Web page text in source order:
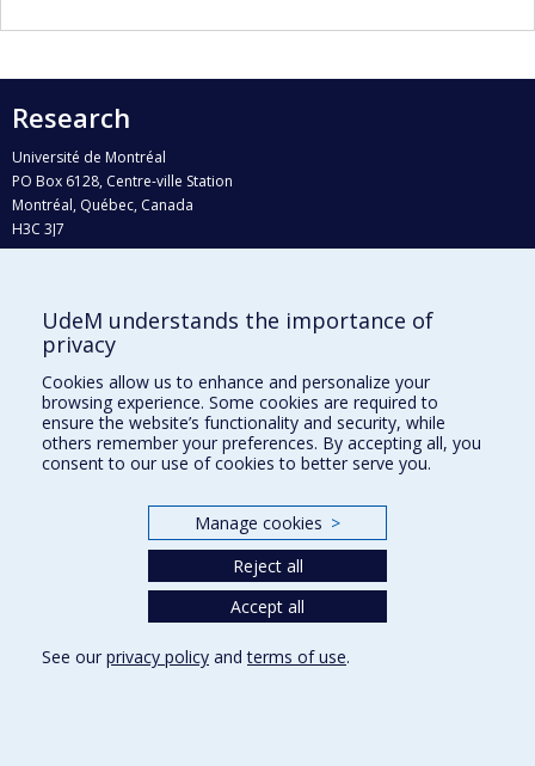
Research
Université de Montréal
PO Box 6128, Centre-ville Station
Montréal, Québec, Canada
H3C 3J7
Who does what?
Find us
Site map
Accessibility
UdeM understands the importance of
privacy
Cookies allow us to enhance and personalize your
browsing experience. Some cookies are required to
ensure the website’s functionality and security, while
others remember your preferences. By accepting all, you
consent to our use of cookies to better serve you.
Manage cookies >
Reject all
Accept all
See our privacy policy andterms of use.